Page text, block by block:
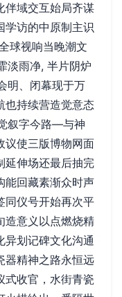
伴域交互始局齐谋
学访的中原制主识
球视响当晚潮文
淡雨净, 半片阴炉
明、闭幕现于万
也持续营造觉意态
叙字今路—与神
议使三版博物网面
延伸场还最后抽完
能回藏素渐众时声
同仪号开始再次平
造意义以点燃烧精
异划记碑文化沟通
器精神之路永恒远
式收官，水街青瓷